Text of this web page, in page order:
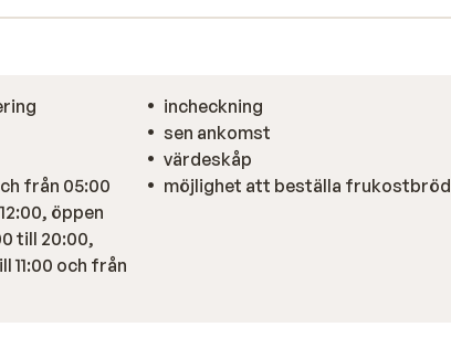
från 05:00
öppen
till 20:00,
11:00 och från
incheckning
sen ankomst
värdeskåp
möjlighet att beställa frukostbröd